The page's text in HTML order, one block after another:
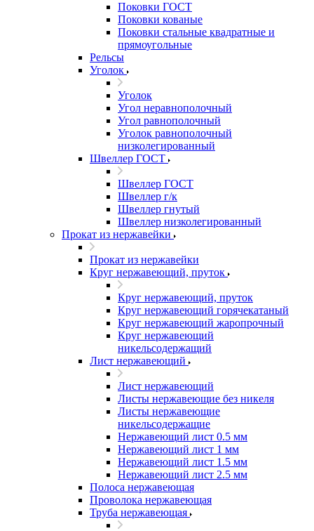
Поковки ГОСТ
Поковки кованые
Поковки стальные квадратные и
прямоугольные
Рельсы
Уголок
Уголок
Угол неравнополочный
Угол равнополочный
Уголок равнополочный
низколегированный
Швеллер ГОСТ
Швеллер ГОСТ
Швеллер г/к
Швеллер гнутый
Швеллер низколегированный
Прокат из нержавейки
Прокат из нержавейки
Круг нержавеющий, пруток
Круг нержавеющий, пруток
Круг нержавеющий горячекатаный
Круг нержавеющий жаропрочный
Круг нержавеющий
никельсодержащий
Лист нержавеющий
Лист нержавеющий
Листы нержавеющие без никеля
Листы нержавеющие
никельсодержащие
Нержавеющий лист 0.5 мм
Нержавеющий лист 1 мм
Нержавеющий лист 1.5 мм
Нержавеющий лист 2.5 мм
Полоса нержавеющая
Проволока нержавеющая
Труба нержавеющая